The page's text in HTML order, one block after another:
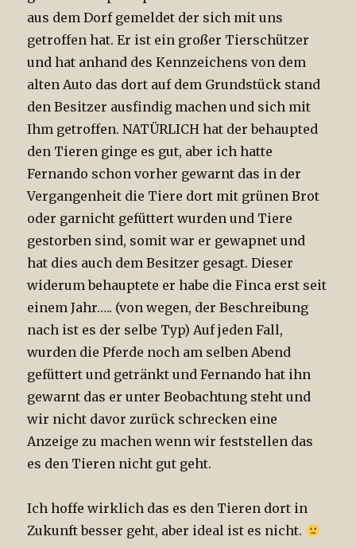
aus dem Dorf gemeldet der sich mit uns
getroffen hat. Er ist ein großer Tierschützer
und hat anhand des Kennzeichens von dem
alten Auto das dort auf dem Grundstück stand
den Besitzer ausfindig machen und sich mit
Ihm getroffen. NATÜRLICH hat der behaupted
den Tieren ginge es gut, aber ich hatte
Fernando schon vorher gewarnt das in der
Vergangenheit die Tiere dort mit grünen Brot
oder garnicht gefüttert wurden und Tiere
gestorben sind, somit war er gewapnet und
hat dies auch dem Besitzer gesagt. Dieser
widerum behauptete er habe die Finca erst seit
einem Jahr….. (von wegen, der Beschreibung
nach ist es der selbe Typ) Auf jeden Fall,
wurden die Pferde noch am selben Abend
gefüttert und getränkt und Fernando hat ihn
gewarnt das er unter Beobachtung steht und
wir nicht davor zurück schrecken eine
Anzeige zu machen wenn wir feststellen das
es den Tieren nicht gut geht.
Ich hoffe wirklich das es den Tieren dort in
Zukunft besser geht, aber ideal ist es nicht.